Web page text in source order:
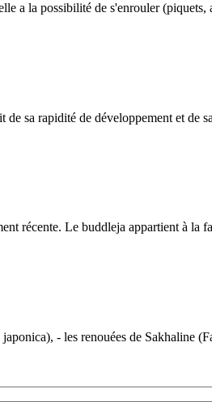
a la possibilité de s'enrouler (piquets,
sa rapidité de développement et de
récente. Le buddleja appartient à la
- les renouées de Sakhaline